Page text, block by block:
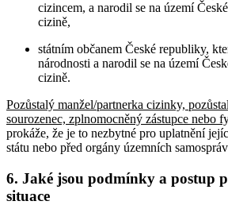
cizincem, a narodil se na území
cizině,
státním občanem České republiky,
národnosti a narodil se na území
cizině.
Pozůstalý manžel/partnerka cizinky,
sourozenec, zplnomocněný zástupce nebo
prokáže, že je to nezbytné pro uplatnění
státu nebo před orgány územních
6. Jaké jsou podmínky a postup
situace